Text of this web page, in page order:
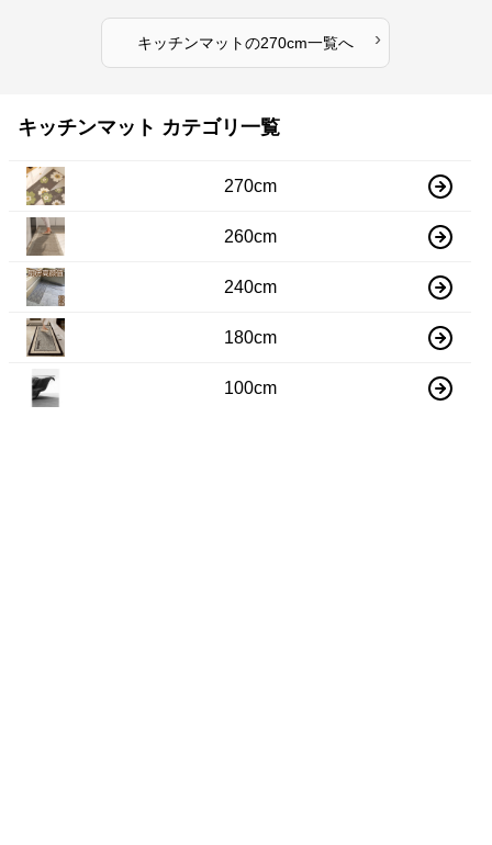
キッチンマットの270cm一覧へ ›
キッチンマット カテゴリ一覧
270cm
260cm
240cm
180cm
100cm